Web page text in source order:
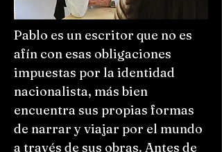
Pablo es un escritor que no es
afín con esas obligaciones
impuestas por la identidad
nacionalista, más bien
encuentra sus propias formas
de narrar y viajar por el mundo
a través de sus obras. Antes de